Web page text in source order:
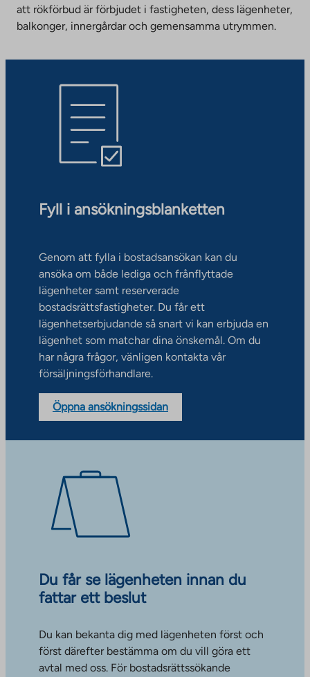
att rökförbud är förbjudet i fastigheten, dess lägenheter,
balkonger, innergårdar och gemensamma utrymmen.
Fyll i ansökningsblanketten
Genom att fylla i bostadsansökan kan du
ansöka om både lediga och frånflyttade
lägenheter samt reserverade
bostadsrättsfastigheter. Du får ett
lägenhetserbjudande så snart vi kan erbjuda en
lägenhet som matchar dina önskemål. Om du
har några frågor, vänligen kontakta vår
försäljningsförhandlare.
Öppna ansökningssidan
Du får se lägenheten innan du
fattar ett beslut
Du kan bekanta dig med lägenheten först och
först därefter bestämma om du vill göra ett
avtal med oss. För bostadsrättssökande